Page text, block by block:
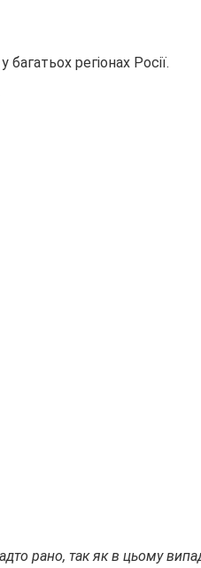
регіонах Росії.
рано, так як в цьому